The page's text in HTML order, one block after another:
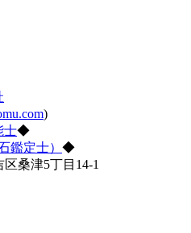
)
士◆
鑑定士） ◆
桑津5丁目14-1